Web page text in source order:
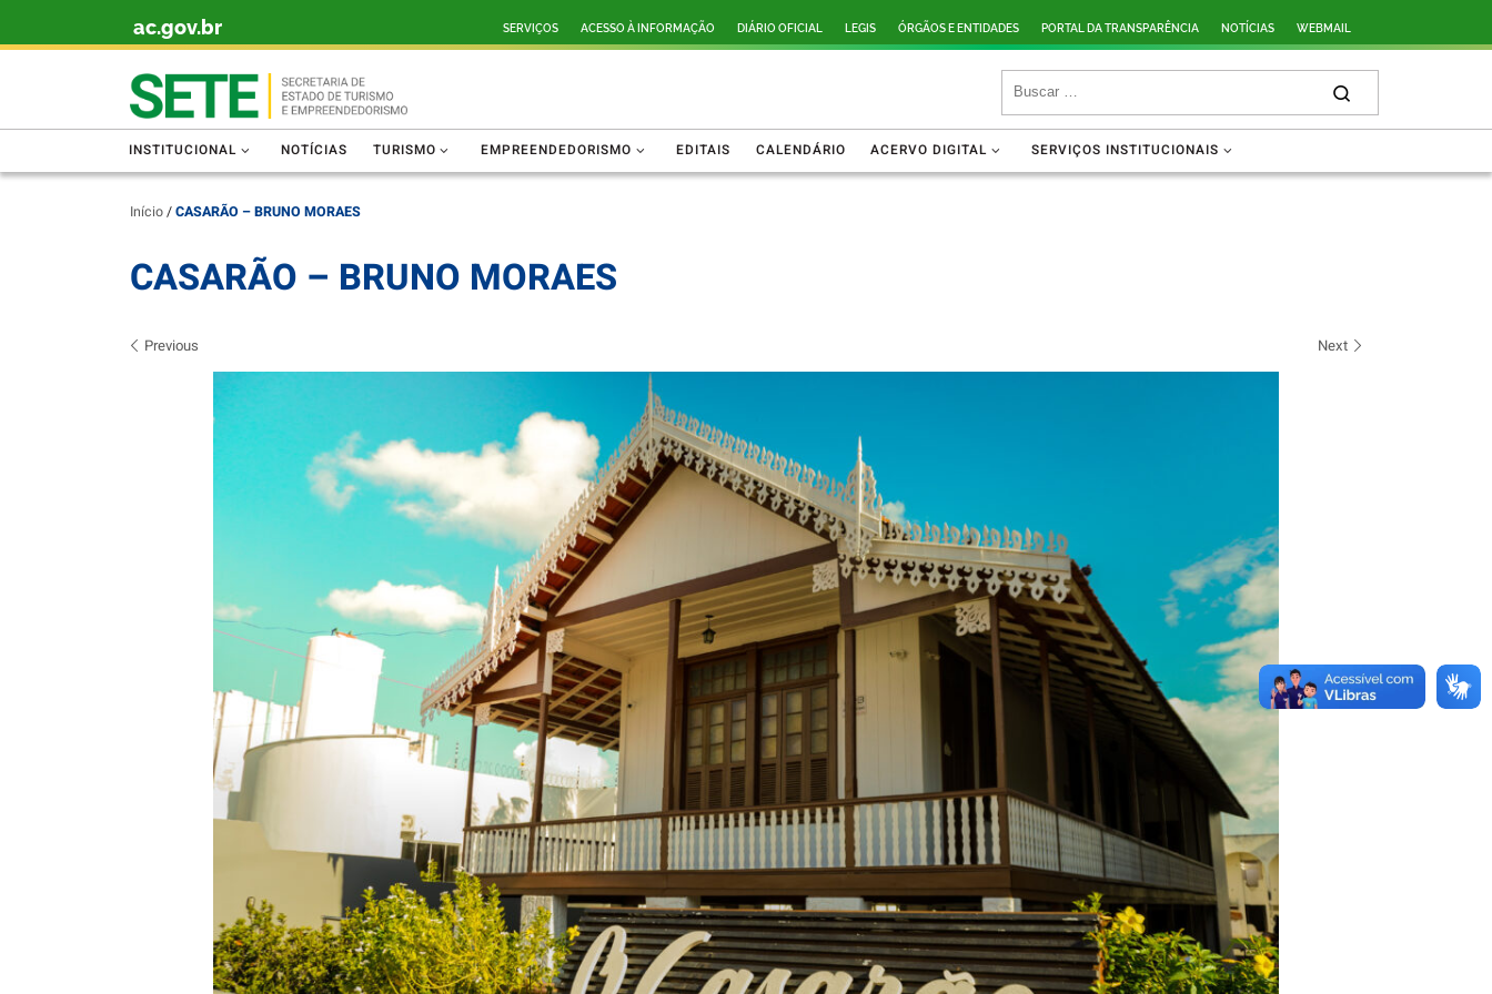
ac.gov.br SERVIÇOS ACESSO À INFORMAÇÃO DIÁRIO OFICIAL LEGIS ÓRGÃOS E ENTIDADES PORTAL DA TRANSPARÊNCIA NOTÍCIAS WEBMAIL
INSTITUCIONAL NOTÍCIAS TURISMO EMPREENDEDORISMO EDITAIS CALENDÁRIO ACERVO DIGITAL SERVIÇOS INSTITUCIONAIS
Início/CASARÃO – BRUNO MORAES
CASARÃO – BRUNO MORAES
Images navigation
Previous Next